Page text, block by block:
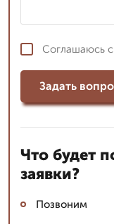
Соглашаюсь с
Задать
Что будет
заявки?
Позвоним